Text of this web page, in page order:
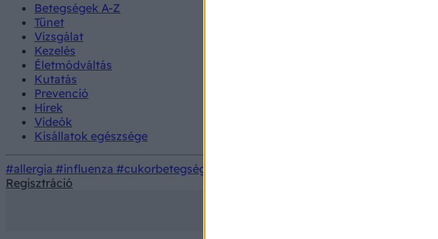
Betegségek A-Z
Tünet
Vizsgálat
Kezelés
Életmódváltás
Kutatás
Prevenció
Hírek
Videók
Kisállatok egészsége
#allergia #influenza #cukorbetegség
Regisztráció